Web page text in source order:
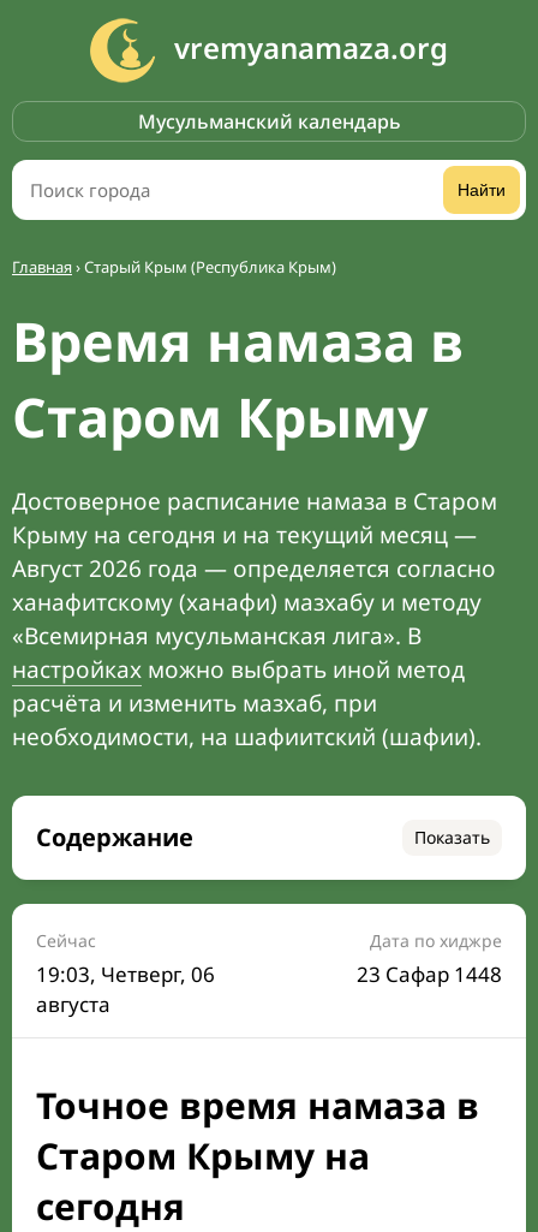
vremyanamaza.org
Мусульманский календарь
Найти
Главная›Старый Крым (Республика Крым)
Время намаза в
Старом Крыму
Достоверное расписание намаза в Старом
Крыму на сегодня и на текущий месяц —
Август 2026 года — определяется согласно
ханафитскому (ханафи) мазхабу и методу
«Всемирная мусульманская лига». В
настройках можно выбрать иной метод
расчёта и изменить мазхаб, при
необходимости, на шафиитский (шафии).
Содержание Показать
Время намаза на сегодня
Расписание на месяц
Время Сухура и Ифтара на сегодня
Календарь рамадана
Мечети и молельные комнаты
Направление киблы
Сейчас
19:03, Четверг, 06
августа
Дата по хиджре
23 Сафар 1448
Точное время намаза в
Старом Крыму на
сегодня